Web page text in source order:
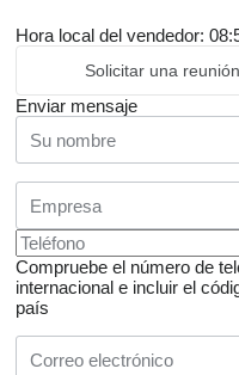
Hora local del vendedor:
Solicitar una reunión
Enviar mensaje
Compruebe el número de
internacional e incluir el
país